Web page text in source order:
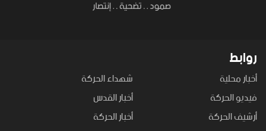
روابط
أخبار محلية
شهداء الحركة
فيديو الحركة
أخبار القدس
أرشيف الحركة
أخبار الحركة